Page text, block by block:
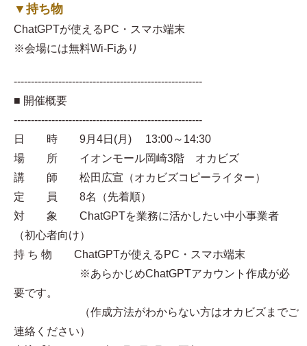
▼持ち物
ChatGPTが使えるPC・スマホ端末
※会場には無料Wi-Fiあり
-------------------------------------------------------
■ 開催概要
-------------------------------------------------------
日 時 9月4日(月) 13:00～14:30
場 所 イオンモール岡崎3階 オカビズ
講 師 松田広宣（オカビズコピーライター）
定 員 8名（先着順）
対 象 ChatGPTを業務に活かしたい中小事業者
（初心者向け）
持 ち 物 ChatGPTが使えるPC・スマホ端末
※あらかじめChatGPTアカウント作成が必
要です。
（作成方法がわからない方はオカビズまでご
連絡ください）